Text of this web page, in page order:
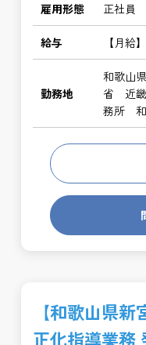
雇用形態 正社員
給与 【月給
勤務地
和歌山
省 近畿
務所 和
【和歌山県
正化指導業務